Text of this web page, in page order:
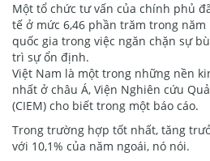
Một tổ chức tư vấn của chính phủ
tế ở mức 6,46 phần trăm trong
quốc gia trong việc ngăn chặn sự
trì sự ổn định.
Việt Nam là một trong những nền
nhất ở châu Á, Viện Nghiên cứu
(CIEM) cho biết trong một báo cáo.
Trong trường hợp tốt nhất, tăng
với 10,1% của năm ngoái, nó nói.